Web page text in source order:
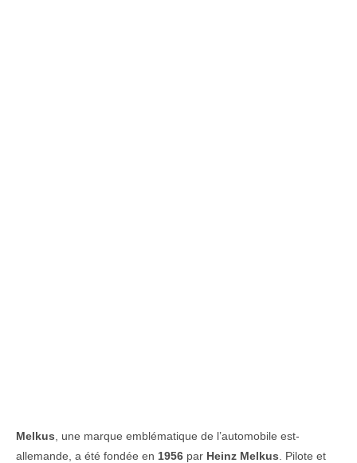
Melkus , une marque emblématique de l’automobile est-
allemande, a été fondée en 1956 par Heinz Melkus . Pilote et